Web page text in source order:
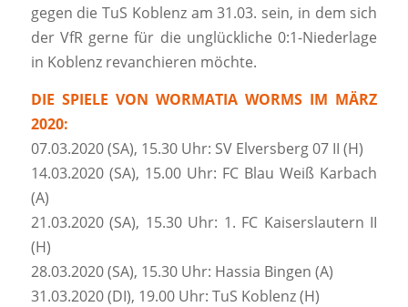
gegen die TuS Koblenz am 31.03. sein, in dem sich
der VfR gerne für die unglückliche 0:1-Niederlage
in Koblenz revanchieren möchte.
DIE SPIELE VON WORMATIA WORMS IM MÄRZ
2020:
07.03.2020 (SA), 15.30 Uhr: SV Elversberg 07 II (H)
14.03.2020 (SA), 15.00 Uhr: FC Blau Weiß Karbach
(A)
21.03.2020 (SA), 15.30 Uhr: 1. FC Kaiserslautern II
(H)
28.03.2020 (SA), 15.30 Uhr: Hassia Bingen (A)
31.03.2020 (DI), 19.00 Uhr: TuS Koblenz (H)